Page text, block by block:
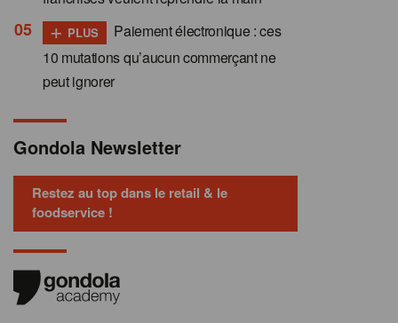
+ PLUS
Paiement électronique : ces
10 mutations qu’aucun commerçant ne
peut ignorer
Gondola Newsletter
Restez au top dans le retail & le
foodservice !